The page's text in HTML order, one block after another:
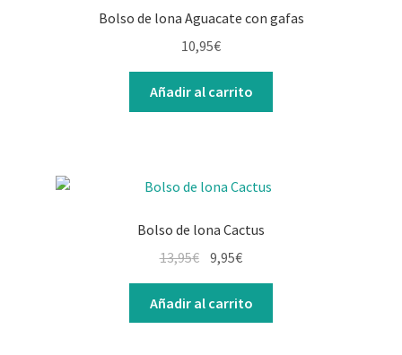
Bolso de lona Aguacate con gafas
10,95€
Añadir al carrito
Bolso de lona Cactus
13,95€ El
original
era:
9,95€El
actual
es:
Añadir al carrito